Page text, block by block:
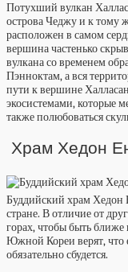
Потухший вулкан
острова Чеджу и к тому
расположен в самом
вершина частенько
вулкана со временем
Пэнноктам, а вся
пути к вершине
экосистемами, которые
также полюбоваться
Храм Хедон
Буддийский храм Хедон
стране. В отличие от
горах, чтобы быть ближе
Южной Кореи верят, что
обязательно сбудется.